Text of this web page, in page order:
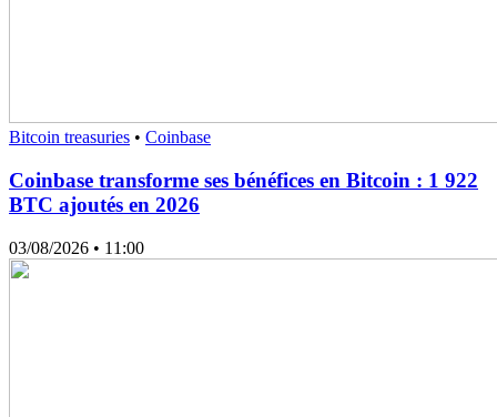
Bitcoin treasuries • Coinbase
Coinbase transforme ses bénéfices en Bitcoin : 1 922
BTC ajoutés en 2026
03/08/2026 • 11:00